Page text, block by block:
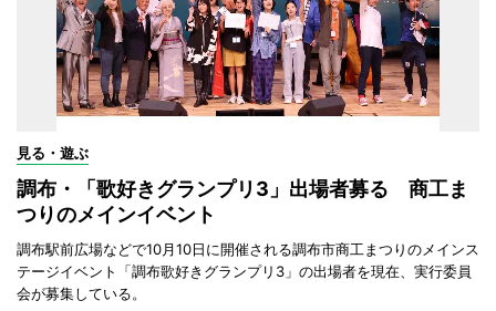
見る・遊ぶ
調布・「歌好きグランプリ3」出場者募る 商工ま
つりのメインイベント
調布駅前広場などで10月10日に開催される調布市商工まつりのメインス
テージイベント「調布歌好きグランプリ3」の出場者を現在、実行委員
会が募集している。